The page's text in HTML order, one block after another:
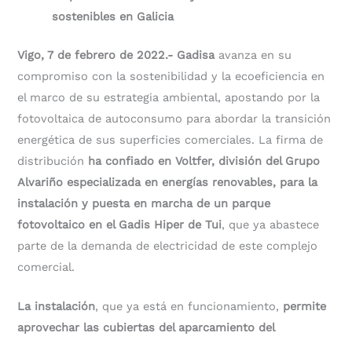
sostenibles en Galicia
Vigo, 7 de febrero de 2022.- Gadisaavanza en su
compromiso con la sostenibilidad y la ecoeficiencia en
el marco de su estrategia ambiental, apostando por la
fotovoltaica de autoconsumo para abordar la transición
energética de sus superficies comerciales. La firma de
distribución ha confiado en Voltfer, división del Grupo
Alvariño especializada en energías renovables, para la
instalación y puesta en marcha de un parque
fotovoltaico en el Gadis Hiper de Tui, que ya abastece
parte de la demanda de electricidad de este complejo
comercial.
La instalación, que ya está en funcionamiento, permite
aprovechar las cubiertas del aparcamiento del